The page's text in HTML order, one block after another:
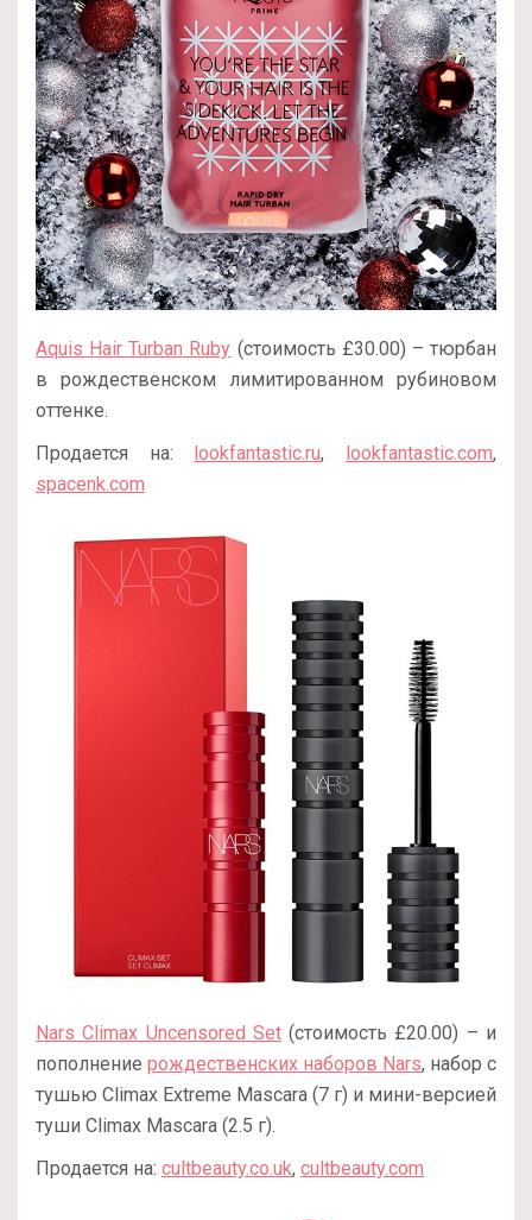
Aquis Hair Turban Ruby (стоимость £30.00) – тюрбан
в рождественском лимитированном рубиновом
оттенке.
Продается на: lookfantastic.ru, lookfantastic.com,
spacenk.com
Nars Climax Uncensored Set(стоимость £20.00) – и
пополнение рождественских наборов Nars, набор с
тушью Climax Extreme Mascara (7 г) и мини-версией
туши Climax Mascara (2.5 г).
Продается на: cultbeauty.co.uk, cultbeauty.com